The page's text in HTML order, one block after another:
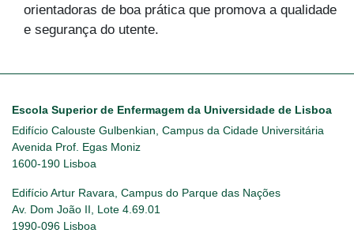
orientadoras de boa prática que promova a qualidade
e segurança do utente.
Escola Superior de Enfermagem da Universidade de Lisboa
Edifício Calouste Gulbenkian, Campus da Cidade Universitária
Avenida Prof. Egas Moniz
1600-190 Lisboa
Edifício Artur Ravara, Campus do Parque das Nações
Av. Dom João II, Lote 4.69.01
1990-096 Lisboa